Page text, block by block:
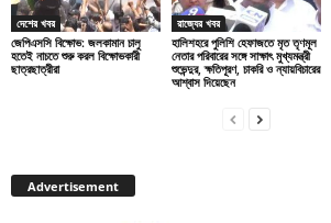
দেশের খবর
জেপিএসসি বিক্ষোভ: জলকামান চালু
হতেই নাচতে শুরু করল বিক্ষোভকারী
ছাত্রছাত্রীরা
রাজ্যের খবর
হালিশহরে পুলিশি হেফাজতে মৃত তৃণমূল
নেতার পরিবারের সঙ্গে সাক্ষাৎ মুখ্যমন্ত্রী
শুভেন্দুর, ক্ষতিপূরণ, চাকরি ও ন্যায়বিচারের
আশ্বাস দিয়েছেন
Advertisement